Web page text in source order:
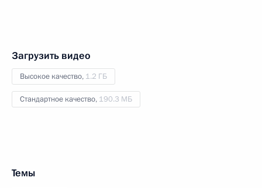
Загрузить видео
Высокое качество, 1.2 ГБ
Стандартное качество, 190.3 МБ
Темы